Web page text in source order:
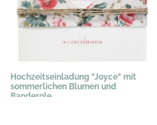
Hochzeitseinladung "Joyce" mit
sommerlichen Blumen und
Banderole